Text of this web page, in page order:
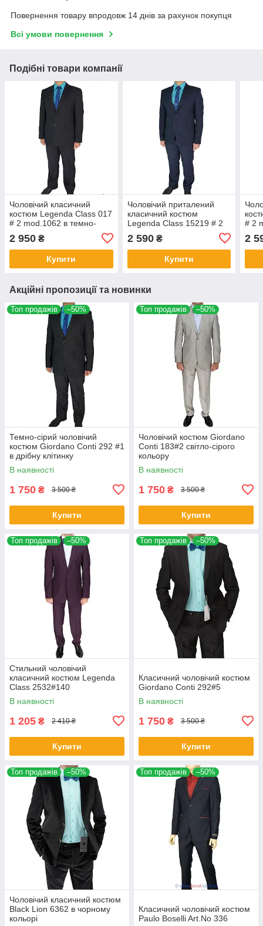
Повернення товару впродовж 14 днів за рахунок покупця
Всі умови повернення
Подібні товари компанії
Чоловічий класичний
костюм Legenda Class 017
# 2 mod.1062 в темно-
2 950 ₴
Купити
Чоловічий приталений
класичний костюм
Legenda Class 15219 # 2
2 590₴
Купити
# 2
2
Акційні пропозиції та новинки
Топ продажів –50%
Темно-сірий чоловічий
костюм Giordano Conti 292 #1
в дрібну клітинку
В наявності
1 750 ₴ 3 500 ₴
Купити
Топ продажів –50%
Чоловічий костюм Giordano
Conti 183#2 світло-сірого
кольору
В наявності
1 750 ₴ 3 500 ₴
Купити
Топ продажів –50%
Стильний чоловічий
класичний костюм Legenda
Class 2532#140
В наявності
1 205 ₴ 2 410 ₴
Купити
Топ продажів –50%
Класичний чоловічий костюм
Giordano Conti 292#5
В наявності
1 750 ₴ 3 500 ₴
Купити
Топ продажів –50%
Чоловічий класичний костюм
Black Lion 6362 в чорному
кольорі
Топ продажів –50%
Класичний чоловічий костюм
Paulo Boselli Art.No 336